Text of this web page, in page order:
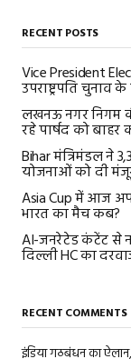
RECENT POSTS
Vice President
उपराष्ट्रपति
लखनऊ नगर निगम
रहे पार्षद को बाहर
Bihar मंत्रिमंडल ने
योजनाओं को दी
Asia Cup में आज
भारत का मैच कब?
AI-जनरेटेड कंटेंट से
दिल्ली HC का
RECENT COMMENTS
इंडिया गठबंधन का ऐलान,